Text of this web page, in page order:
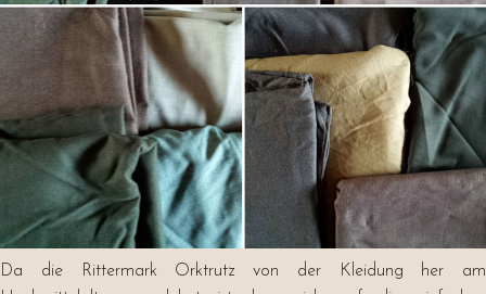
Da die Rittermark Orktrutz von der Kleidung her am